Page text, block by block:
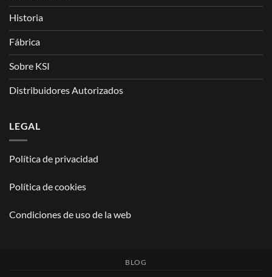
Historia
Fábrica
Sobre KSI
Distribuidores Autorizados
LEGAL
Política de privacidad
Política de cookies
Condiciones de uso de la web
BLOG